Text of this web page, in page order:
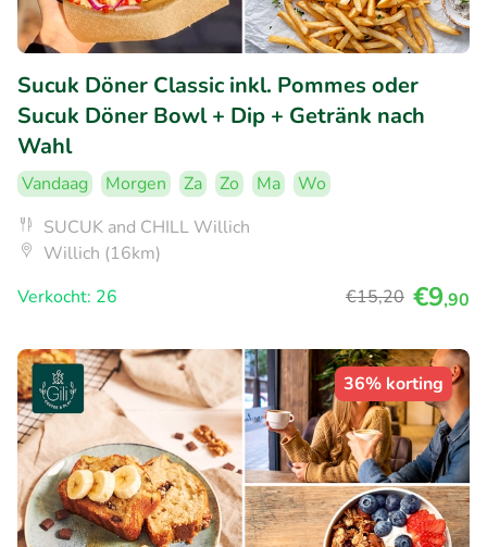
Sucuk Döner Classic inkl. Pommes oder
Sucuk Döner Bowl + Dip + Getränk nach
Wahl
Vandaag Morgen Za Zo Ma
Wo
SUCUK and CHILL Willich
Willich (16km)
Verkocht: 26
€15,20 €9,90
36% korting